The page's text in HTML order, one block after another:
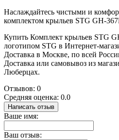
Наслаждайтесь чистыми и
комплектом крыльев STG GH-
Купить Комплект крыльев STG
логoтипом STG в Интернет-
Доставка в Москве, по всей
Доставка или самовывоз из
Люберцах.
Отзывов: 0
Средняя оценка: 0.0
Написать отзыв
Ваше имя:
Ваш отзыв: